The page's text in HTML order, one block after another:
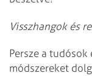
Visszhangok és
Persze a
módszereket